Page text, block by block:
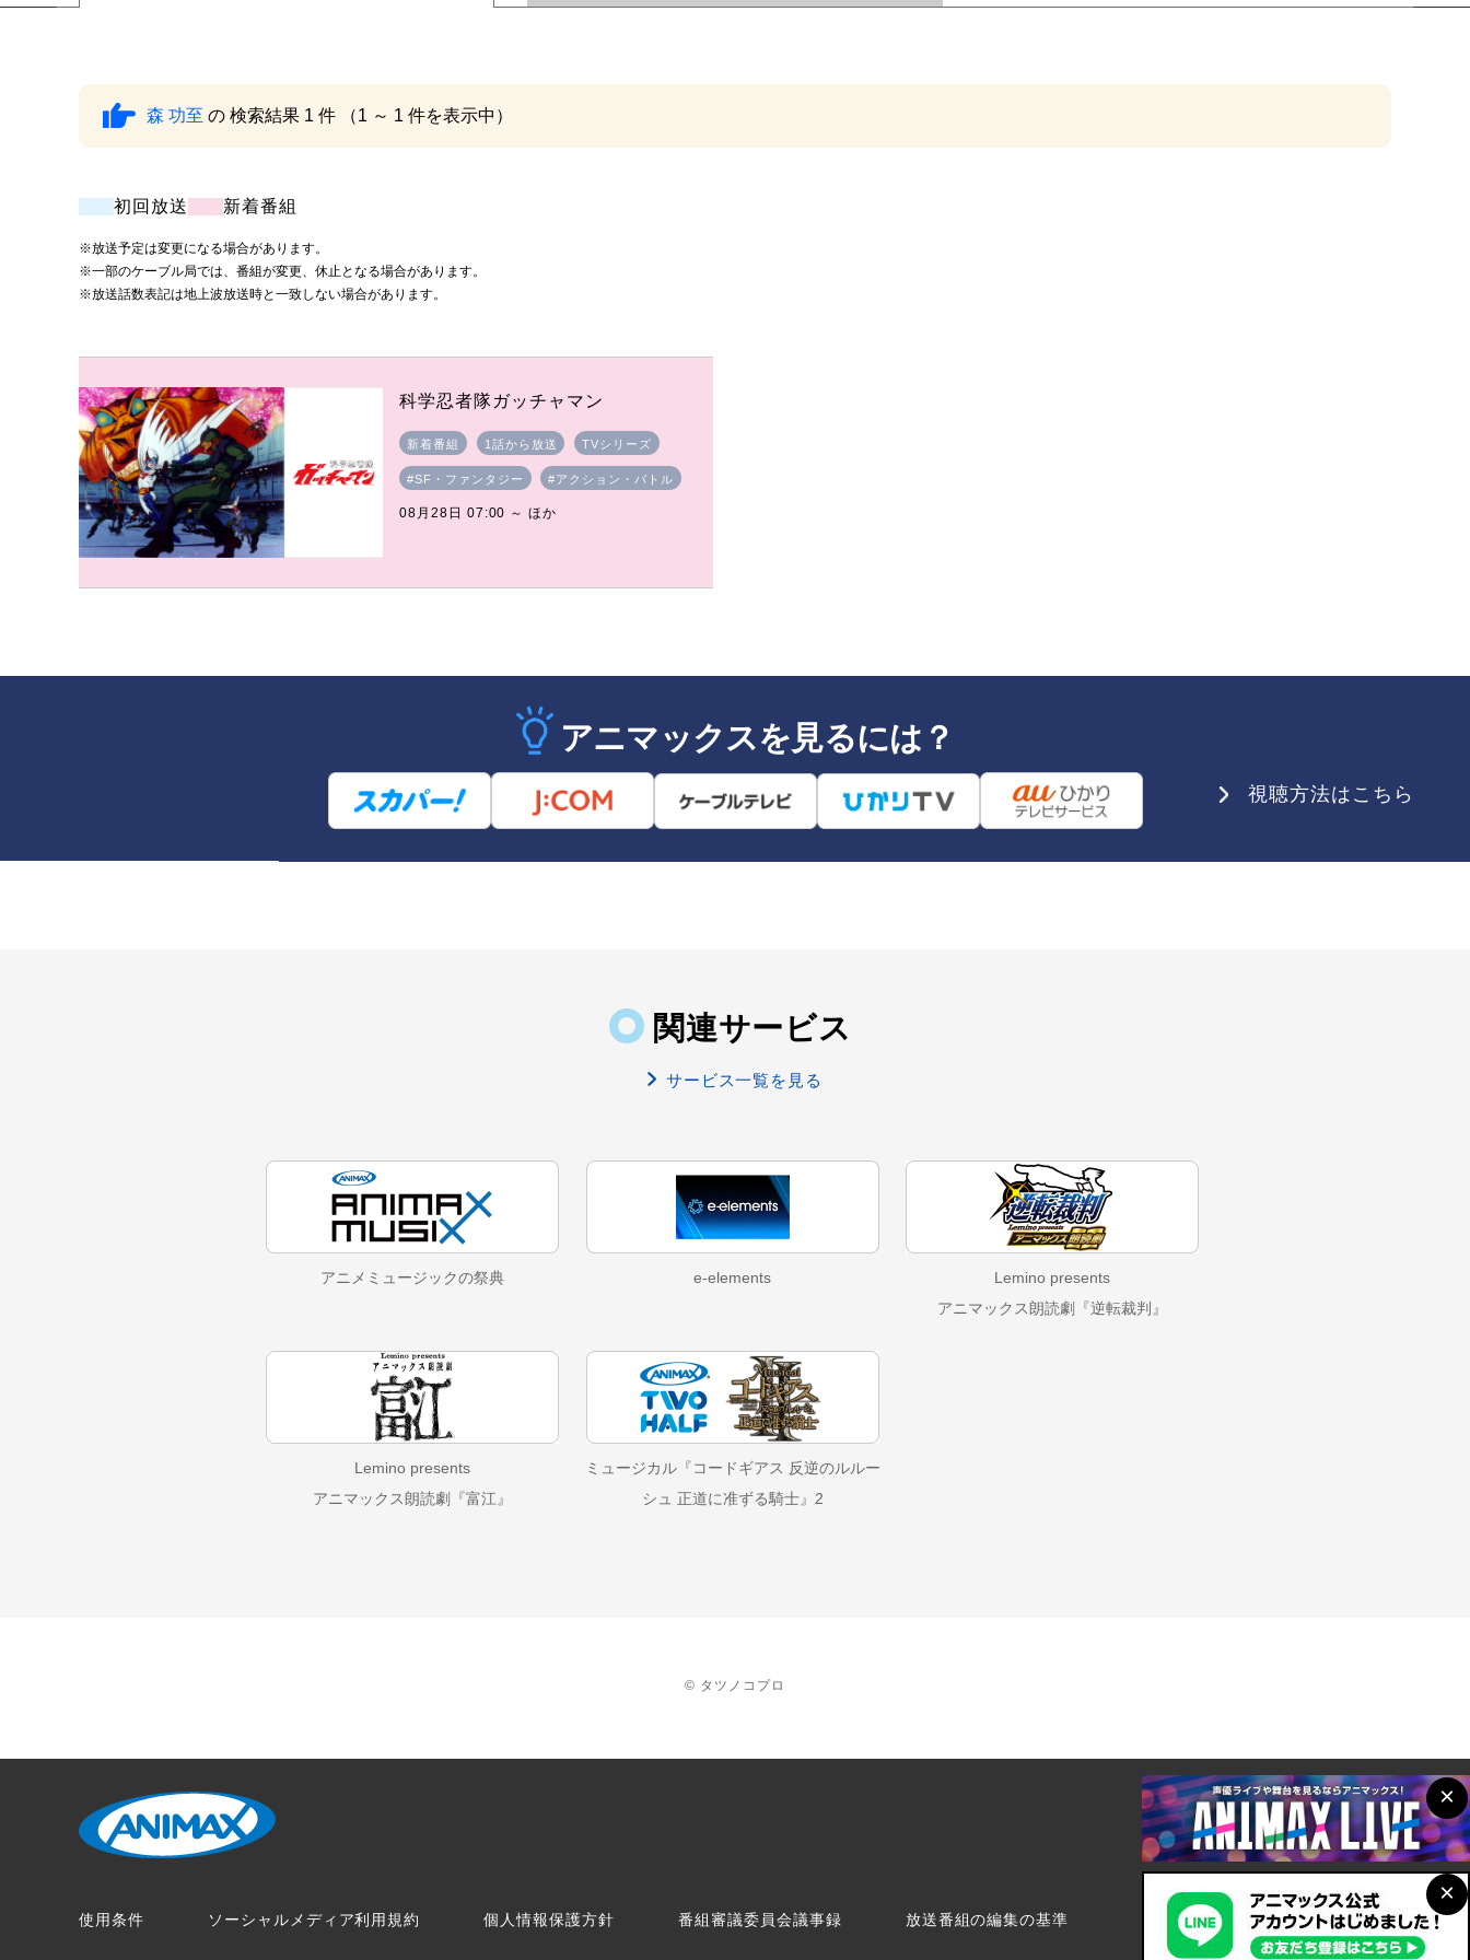
森 功至 の 検索結果 1 件 （1 ～ 1 件を表示中）
初回放送 新着番組
※放送予定は変更になる場合があります。
※一部のケーブル局では、番組が変更、休止となる場合があります。
※放送話数表記は地上波放送時と一致しない場合があります。
科学忍者隊ガッチャマン
新着番組 1話から放送 TVシリーズ
#SF・ファンタジー #アクション・バトル
08月28日 07:00 ～ ほか
アニマックスを見るには？
視聴方法はこちら
×
×
関連サービス
サービス一覧を見る
アニメミュージックの祭典 e-elements
Lemino presents
アニマックス朗読劇『逆転裁判』
Lemino presents
アニマックス朗読劇『富江』
ミュージカル『コードギアス 反逆のルルー
シュ 正道に准ずる騎士』2
© タツノコプロ
使用条件 ソーシャルメディア利用規約 個人情報保護方針 番組審議委員会議事録 放送番組の編集の基準